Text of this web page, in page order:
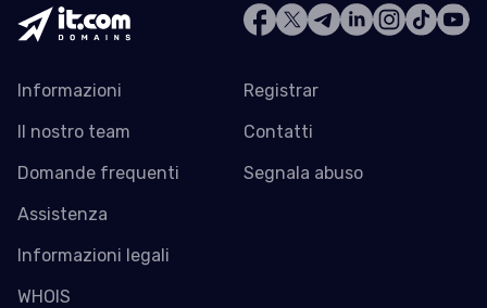
Informazioni
Il nostro team
Domande frequenti
Assistenza
Informazioni legali
WHOIS
Registrar
Contatti
Segnala abuso